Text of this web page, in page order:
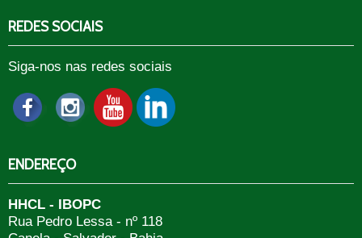
REDES SOCIAIS
Siga-nos nas redes sociais
ENDEREÇO
HHCL - IBOPC
Rua Pedro Lessa - nº 118